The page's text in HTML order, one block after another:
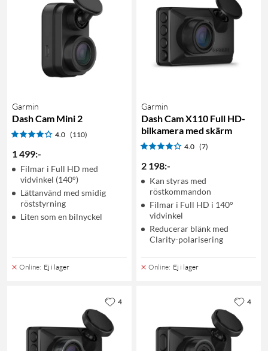
Garmin
Dash Cam Mini 2
4.0 (110)
1 499:-
Filmar i Full HD med
vidvinkel (140°)
Lättanvänd med smidig
röststyrning
Liten som en bilnyckel
Online: Ej i lager
Garmin
Dash Cam X110 Full HD-
bilkamera med skärm
4.0 (7)
2 198:-
Kan styras med
röstkommandon
Filmar i Full HD i 140°
vidvinkel
Reducerar blänk med
Clarity-polarisering
Online: Ej i lager
4 4